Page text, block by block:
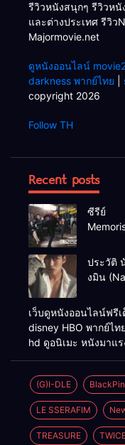
รีวิวหนังสนุกๆ รีวิวหนั
และต่างประเทศ รีวิ
Majormovie.net
ดูหนังออนไลน์
darkness พากย์ไทย
copyright 2026
Follow TH
Recent posts
ซีรีย์
ประวัติ
งมิน
Min)
เว็บดูหนังออนไลน์ฟรีเ
disney HBO พากย์ไ
hd ดูอนิเมะ หนังมาแ
(G)I-DLE
LE SSERAFIM
TREASURE